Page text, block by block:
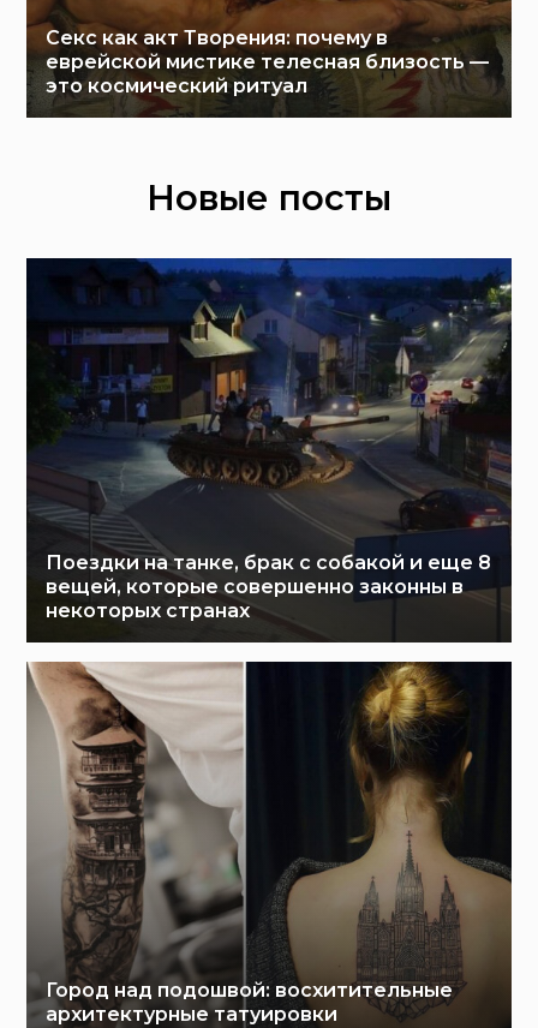
Секс как акт Творения: почему в
еврейской мистике телесная близость —
это космический ритуал
Новые посты
Поездки на танке, брак с собакой и еще 8
вещей, которые совершенно законны в
некоторых странах
Город над подошвой: восхитительные
архитектурные татуировки